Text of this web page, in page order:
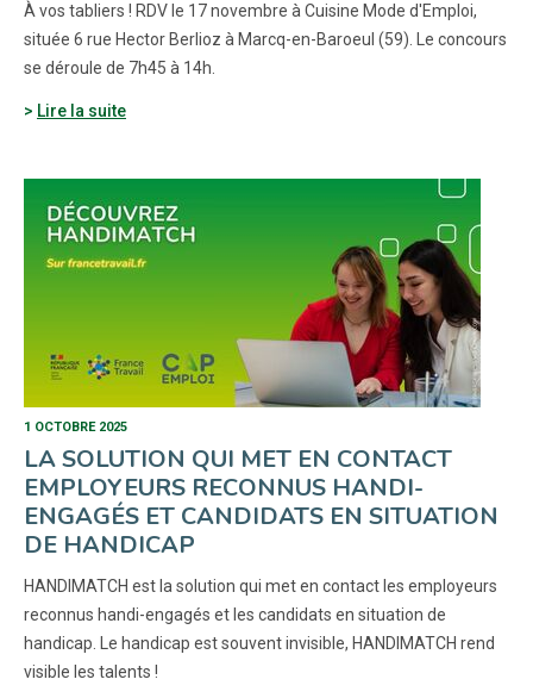
À vos tabliers ! RDV le 17 novembre à Cuisine Mode d'Emploi,
située 6 rue Hector Berlioz à Marcq-en-Baroeul (59). Le concours
se déroule de 7h45 à 14h.
Lire la suite
1 OCTOBRE 2025
LA SOLUTION QUI MET EN CONTACT
EMPLOYEURS RECONNUS HANDI-
ENGAGÉS ET CANDIDATS EN SITUATION
DE HANDICAP
HANDIMATCH est la solution qui met en contact les employeurs
reconnus handi-engagés et les candidats en situation de
handicap. Le handicap est souvent invisible, HANDIMATCH rend
visible les talents !